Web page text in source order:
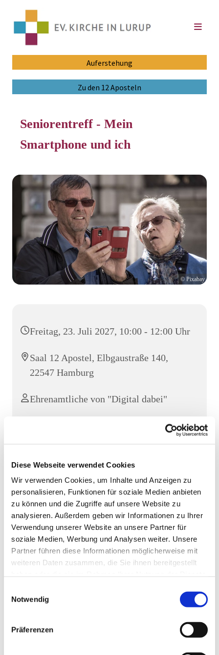
Diese Webseite verwendet Cookies
Wir verwenden Cookies, um Inhalte und Anzeigen zu
personalisieren, Funktionen für soziale Medien anbieten
zu können und die Zugriffe auf unsere Website zu
analysieren. Außerdem geben wir Informationen zu Ihrer
Verwendung unserer Website an unsere Partner für
soziale Medien, Werbung und Analysen weiter. Unsere
Partner führen diese Informationen möglicherweise mit
weiteren Daten zusammen, die Sie ihnen bereitgestellt
Notwendig
Präferenzen
Auferstehung
Zu den 12 Aposteln
Seniorentreff - Mein
Smartphone und ich
© Pixabay
Freitag, 23. Juli 2027, 10:00 - 12:00 Uhr
Saal 12 Apostel, Elbgaustraße 140,
22547 Hamburg
Ehrenamtliche von "Digital dabei"
nutzen lernen in einem netten Kreis Gleichgesinnter - das
des Seniorentreffs der Kirche "Zu den 12 Aposteln".
Jeden 2. und 4. Freitag von 10-12 Uhr in einer
Kleingruppe. Fragen Sie nach bei Diakonin Kerstin
Frerichs, Tel. 0176/47 666 706. Unkosten keine, Spaß
sehr viel. ;)